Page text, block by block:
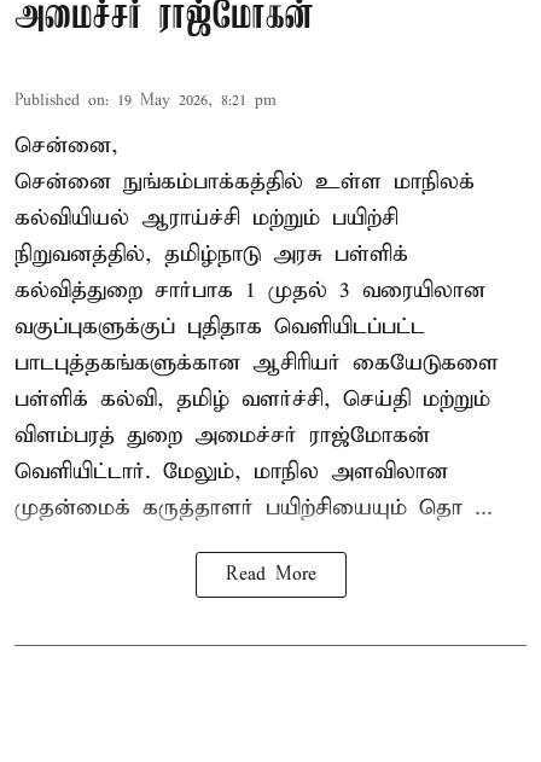
அமைச்சர் ராஜ்மோகன்
Published on: 19 May 2026, 8:21 pm
சென்னை,
சென்னை நுங்கம்பாக்கத்தில் உள்ள மாநிலக்
கல்வியியல் ஆராய்ச்சி மற்றும் பயிற்சி
நிறுவனத்தில், தமிழ்நாடு அரசு பள்ளிக்
கல்வித்துறை சார்பாக 1 முதல் 3 வரையிலான
வகுப்புகளுக்குப் புதிதாக வெளியிடப்பட்ட
பாடபுத்தகங்களுக்கான ஆசிரியர் கையேடுகளை
பள்ளிக் கல்வி, தமிழ் வளர்ச்சி, செய்தி மற்றும்
விளம்பரத் துறை அமைச்சர் ராஜ்மோகன்
வெளியிட்டார். மேலும், மாநில அளவிலான
முதன்மைக் கருத்தாளர் பயிற்சியையும் தொ ...
Read More